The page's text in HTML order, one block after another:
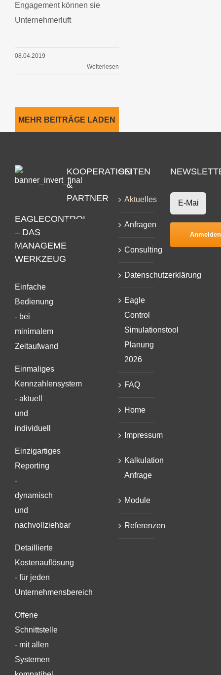
Engagement können sie
Unternehmerluft
08.04.2019
Weiterlesen
MEHR BEITRÄGE LADEN
EAGLECONTROL
– DAS
MANAGEMENT
WERKZEUG
Einfache
Bedienung
- bei
minimalem
Zeitaufwand
Einmaliges
Kennzahlensystem
- aktuell
und
individuell
Einzigartiges
Reporting
-
dynamisch
und
nachvollziehbar
Detaillierte
Kostenauflösung
- für jeden
Unternehmensbereich
Offene
Schnittstelle
- mit allen
Systemen
KOOPERATION
&
PARTNER
SEITEN
Aktuelles
Anfragen
Consulting
Datenschutzerklärung
Eagle
Control
Simulationstool
Planung
2026
FAQ
Home
Impressum
Kalkulation
Anfrage
Module
Referenzen